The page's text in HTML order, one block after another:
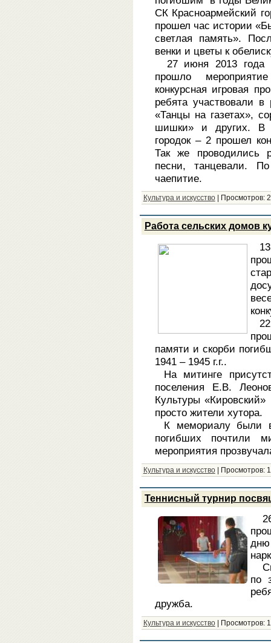
СК Красноармейский
прошел час истории
светлая память».
венки и цветы к
27 июня 2013 года
прошло
конкурсная игровая
ребята участвовали
«Танцы на газетах»,
шишки» и других. В
городок – 2 прошел
Так же проводились
песни, танцевали.
чаепитие.
Культура и искусство| Просмотров:
Работа сельских домов
памяти и скорби
1941 – 1945 г.г..
На митинге
поселения Е.В.
Культуры
просто жители хутора.
К мемориалу были
погибших почтили
мероприятия
Культура и искусство| Просмотров:
Теннисный турнир
по
дружба.
Культура и искусство| Просмотров: